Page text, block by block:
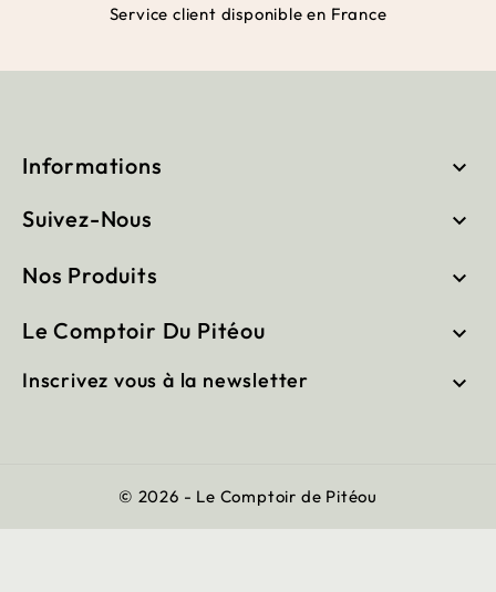
Service client disponible en France
Informations 
Suivez-Nous 
Nos Produits 
Le Comptoir Du Pitéou 
Inscrivez vous à la newsletter 
© 2026 - Le Comptoir de Pitéou